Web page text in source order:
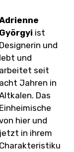
Györgyi ist
Designerin und
lebt und
arbeitet seit
acht Jahren in
Das
Einheimische
hier und
jetzt in ihrem
Charakteristiku